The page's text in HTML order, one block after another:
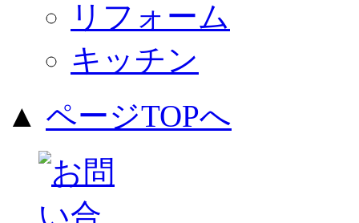
リフォーム
キッチン
▲ ページTOPへ